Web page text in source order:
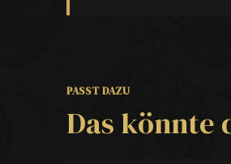
PASST DAZU
Das könnte